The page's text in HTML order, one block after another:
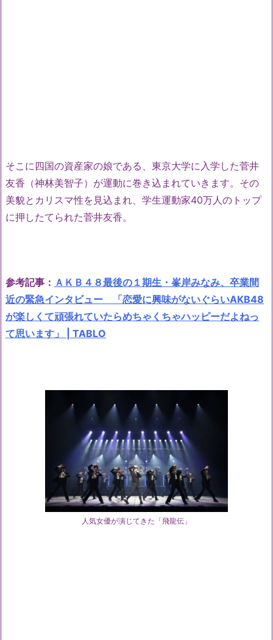
そこに四国の資産家の娘である、東京大学に入学した菅井
友香（神林美智子）が運動に巻き込まれていきます。その
美貌とカリスマ性を見込まれ、学生運動家40万人のトップ
に押したてられた菅井友香。
参考記事： ＡＫＢ４８最後の１期生・峯岸みなみ、卒業間
近の緊急インタビュー 「恋愛に興味がないぐらいAKB48
が楽しくて頑張れていたらめちゃくちゃハッピーだよねっ
て思います」 | TABLO
人気女優が演じてきた「飛龍伝」